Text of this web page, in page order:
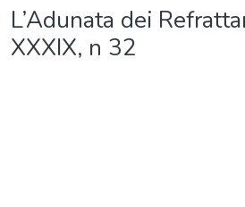
Digital
L’Adunata dei
XXXIX, n 32